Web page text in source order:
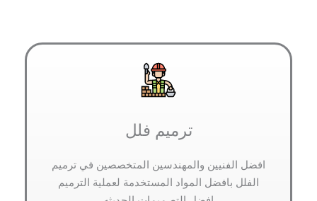
ترميم فلل
افضل الفنيين والمهندسين المتخصصين في ترميم
الفلل بافضل المواد المستخدمة لعملية الترميم